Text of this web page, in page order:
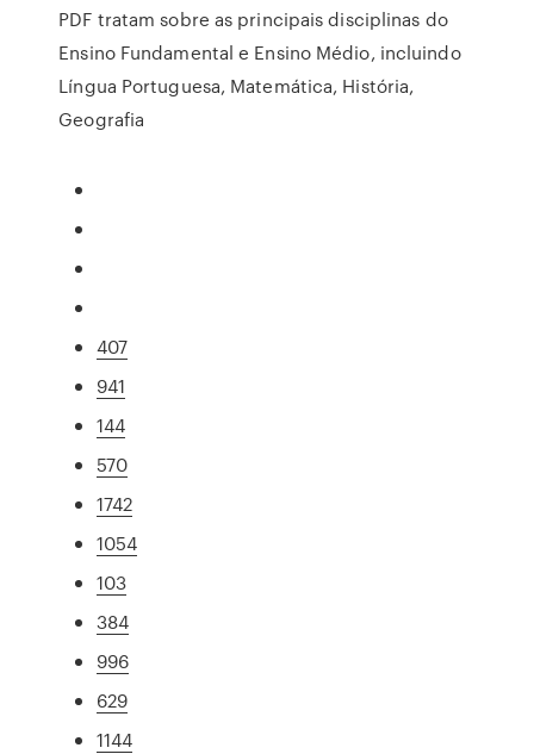
PDF tratam sobre as principais disciplinas do
Ensino Fundamental e Ensino Médio, incluindo
Língua Portuguesa, Matemática, História,
Geografia
407
941
144
570
1742
1054
103
384
996
629
1144